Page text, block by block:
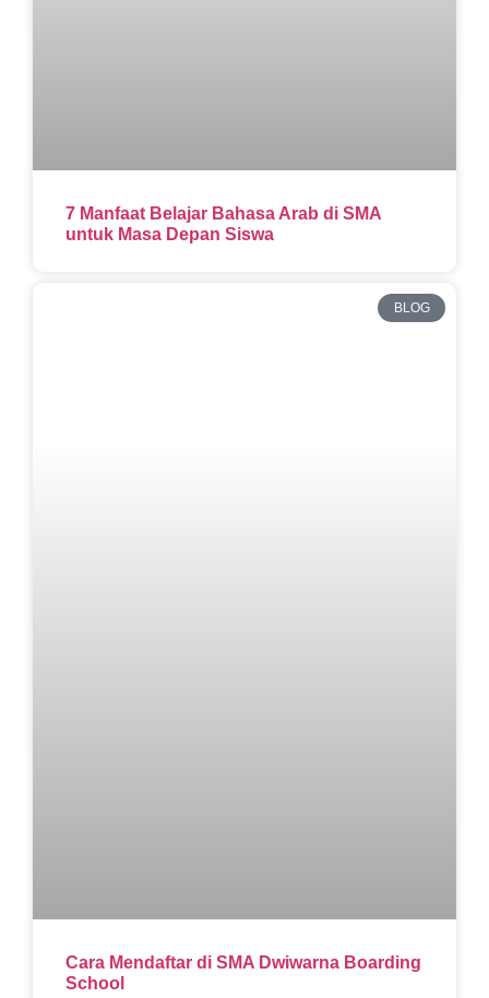
7 Manfaat Belajar Bahasa Arab di SMA
untuk Masa Depan Siswa
BLOG
Cara Mendaftar di SMA Dwiwarna Boarding
School